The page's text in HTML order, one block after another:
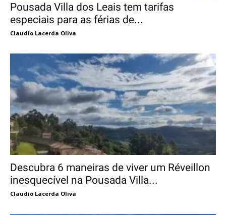
Pousada Villa dos Leais tem tarifas
especiais para as férias de...
Claudio Lacerda Oliva
Descubra 6 maneiras de viver um Réveillon
inesquecível na Pousada Villa...
Claudio Lacerda Oliva